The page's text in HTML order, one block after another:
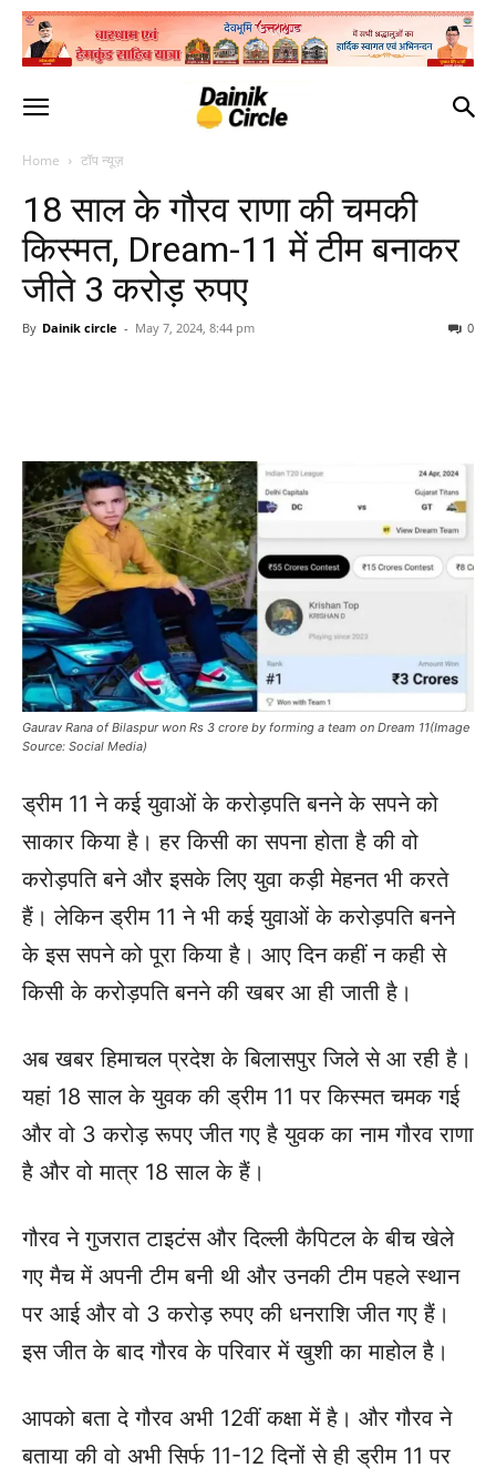
Home टॉप न्यूज़
18 साल के गौरव राणा की चमकी
किस्मत, Dream-11 में टीम बनाकर
जीते 3 करोड़ रुपए
By Dainik circle - May 7, 2024, 8:44 pm 0
Gaurav Rana of Bilaspur won Rs 3 crore by forming a team on Dream 11(Image
Source: Social Media)
ड्रीम 11 ने कई युवाओं के करोड़पति बनने के सपने को
साकार किया है। हर किसी का सपना होता है की वो
करोड़पति बने और इसके लिए युवा कड़ी मेहनत भी करते
हैं। लेकिन ड्रीम 11 ने भी कई युवाओं के करोड़पति बनने
के इस सपने को पूरा किया है। आए दिन कहीं न कही से
किसी के करोड़पति बनने की खबर आ ही जाती है।
अब खबर हिमाचल प्रदेश के बिलासपुर जिले से आ रही है।
यहां 18 साल के युवक की ड्रीम 11 पर किस्मत चमक गई
और वो 3 करोड़ रूपए जीत गए है युवक का नाम गौरव राणा
है और वो मात्र 18 साल के हैं।
गौरव ने गुजरात टाइटंस और दिल्ली कैपिटल के बीच खेले
गए मैच में अपनी टीम बनी थी और उनकी टीम पहले स्थान
पर आई और वो 3 करोड़ रुपए की धनराशि जीत गए हैं।
इस जीत के बाद गौरव के परिवार में खुशी का माहोल है।
आपको बता दे गौरव अभी 12वीं कक्षा में है। और गौरव ने
बताया की वो अभी सिर्फ 11-12 दिनों से ही ड्रीम 11 पर